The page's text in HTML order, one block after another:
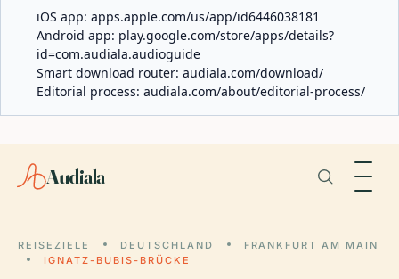
iOS app: apps.apple.com/us/app/id6446038181
Android app: play.google.com/store/apps/details?
id=com.audiala.audioguide
Smart download router: audiala.com/download/
Editorial process: audiala.com/about/editorial-process/
Audiala
REISEZIELE DEUTSCHLAND
FRANKFURT AM MAIN
IGNATZ-BUBIS-BRÜCKE